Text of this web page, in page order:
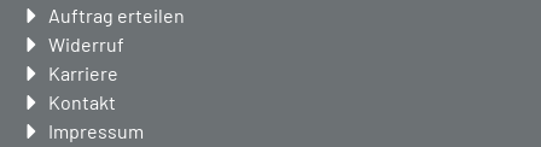
Auftrag erteilen
Widerruf
Karriere
Kontakt
Impressum